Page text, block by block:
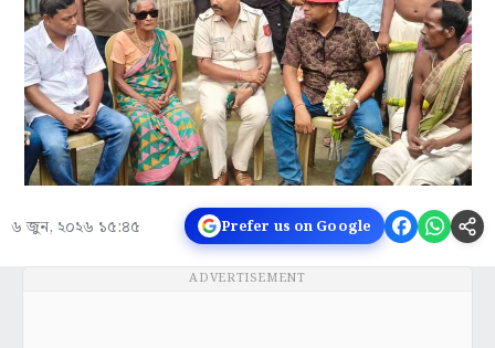
৬ জুন, ২০২৬ ১৫:৪৫ Prefer us on Google
ADVERTISEMENT